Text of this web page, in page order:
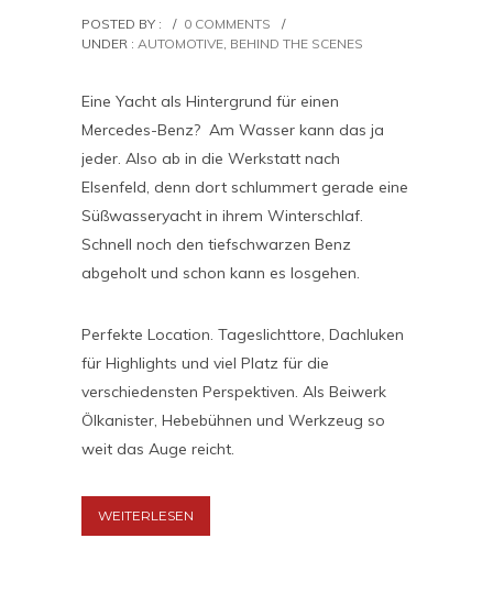
POSTED BY : / 0 COMMENTS
/
UNDER : AUTOMOTIVE, BEHIND THE SCENES
Eine Yacht als Hintergrund für einen
Mercedes-Benz? Am Wasser kann das ja
jeder. Also ab in die Werkstatt nach
Elsenfeld, denn dort schlummert gerade eine
Süßwasseryacht in ihrem Winterschlaf.
Schnell noch den tiefschwarzen Benz
abgeholt und schon kann es losgehen.
Perfekte Location. Tageslichttore, Dachluken
für Highlights und viel Platz für die
verschiedensten Perspektiven. Als Beiwerk
Ölkanister, Hebebühnen und Werkzeug so
weit das Auge reicht.
WEITERLESEN